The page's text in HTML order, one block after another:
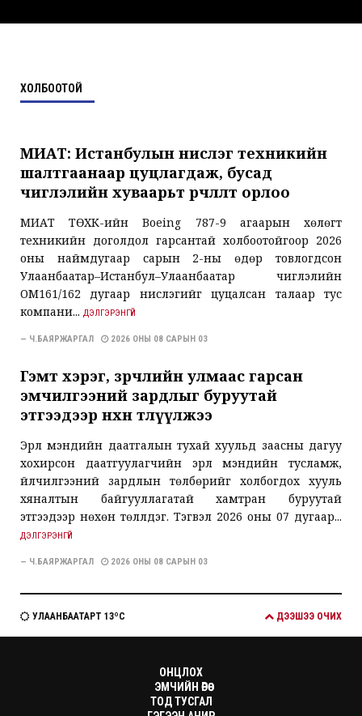
ХОЛБООТОЙ
МИАТ: Истанбулын нислэг техникийн
шалтгаанаар цуцлагдаж, бусад
чиглэлийн хуваарьт өөрчлөлт орлоо
МИАТ ТӨХК-ийн Boeing 787-9 агаарын хөлөгт
техникийн доголдол гарсантай холбоотойгоор 2026
оны наймдугаар сарын 2-ны өдөр товлогдсон
Улаанбаатар–Истанбул–Улаанбаатар чиглэлийн
ОМ161/162 дугаар нислэгийг цуцалсан талаар тус
компани... ДЭЛГЭРЭНГҮЙ
— Ч.БАЯРЖАРГАЛ 2026 ОНЫ 08 САРЫН 03
Гэмт хэрэг, зөрчлийн улмаас гарсан
эмчилгээний зардлыг буруутай
этгээдээр нөхөн төлүүлжээ
Эрүүл мэндийн даатгалын тухай хуульд заасны дагуу
хохирсон даатгуулагчийн эрүүл мэндийн тусламж,
үйлчилгээний зардлын төлбөрийг холбогдох хууль
хяналтын байгууллагатай хамтран буруутай
этгээдээр нөхөн төлүүлдэг. Тэгвэл 2026 оны 07 дугаар...
ДЭЛГЭРЭНГҮЙ
— Ч.БАЯРЖАРГАЛ 2026 ОНЫ 08 САРЫН 03
ДЭЭШЭЭ ОЧИХ
УЛААНБААТАРТ 13ºC
ОНЦЛОХ
ЭМЧИЙН ӨРӨӨ
ТОД ТУСГАЛ